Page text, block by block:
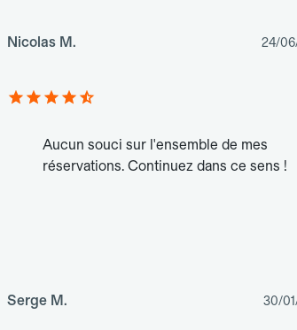
Nicolas M. 24/
Aucun souci sur l'ensemble de mes
réservations. Continuez dans ce sens !
Serge M. 30/